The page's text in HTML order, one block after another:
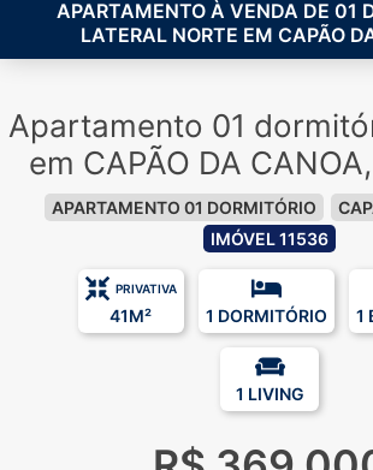
APARTAMENTO À VENDA DE 01
LATERAL NORTE EM CAPÃO
Apartamento 01
em CAPÃO DA
APARTAMENTO 01 DORMITÓRIO
IMÓVEL 11536
PRIVATIVA
41M² 1 DORMITÓRIO 1
1 LIVING